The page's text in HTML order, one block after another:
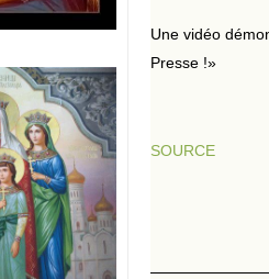
Une vidéo
Presse !»
SOURCE